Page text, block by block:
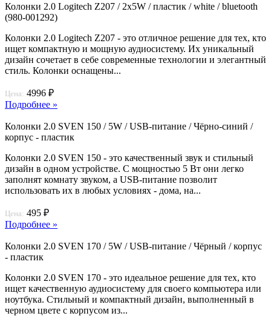
Колонки 2.0 Logitech Z207 / 2х5W / пластик / white / bluetooth
(980-001292)
Колонки 2.0 Logitech Z207 - это отличное решение для тех, кто
ищет компактную и мощную аудиосистему. Их уникальный
дизайн сочетает в себе современные технологии и элегантный
стиль. Колонки оснащены...
Цена: 4996 ₽
Подробнее »
Колонки 2.0 SVEN 150 / 5W / USB-питание / Чёрно-синий /
корпус - пластик
Колонки 2.0 SVEN 150 - это качественный звук и стильный
дизайн в одном устройстве. С мощностью 5 Вт они легко
заполнят комнату звуком, а USB-питание позволит
использовать их в любых условиях - дома, на...
Цена: 495 ₽
Подробнее »
Колонки 2.0 SVEN 170 / 5W / USB-питание / Чёрный / корпус
- пластик
Колонки 2.0 SVEN 170 - это идеальное решение для тех, кто
ищет качественную аудиосистему для своего компьютера или
ноутбука. Стильный и компактный дизайн, выполненный в
черном цвете с корпусом из...